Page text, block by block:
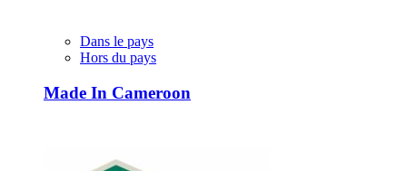
Dans le pays
Hors du pays
Made In Cameroon